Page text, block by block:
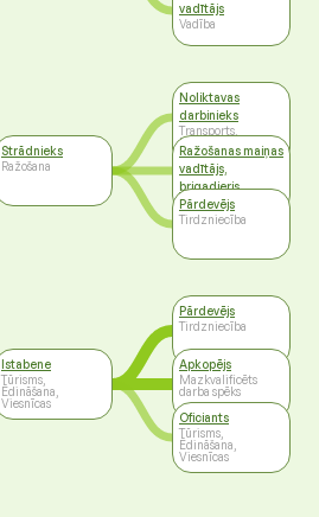
Strādnieks
Ražošana
Istabene
Tūrisms,
Ēdināšana,
Viesnīcas
vadītājs
Vadība
Noliktavas
darbinieks
Transports,
Pārvadājumi,
Loģistika
Ražošanas maiņas
vadītājs,
brigadieris
Vadība
Pārdevējs
Tirdzniecība
Pārdevējs
Tirdzniecība
Apkopējs
Mazkvalificēts
darba spēks
Oficiants
Tūrisms,
Ēdināšana,
Viesnīcas